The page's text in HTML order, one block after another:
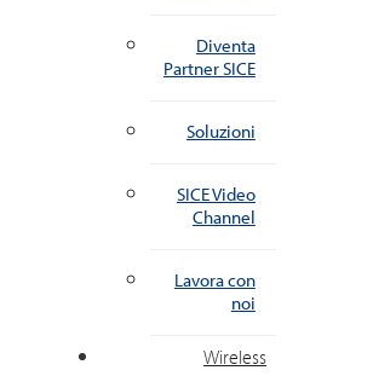
Diventa
Partner SICE
Soluzioni
SICE Video
Channel
Lavora con
noi
Wireless